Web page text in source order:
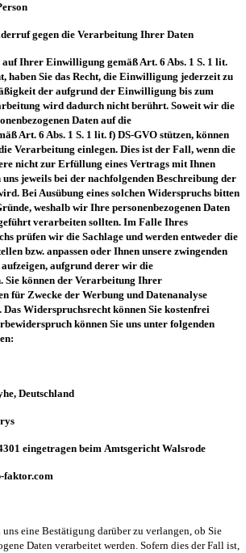
gegen die Verarbeitung Ihrer Daten
Ihrer Einwilligung gemäß Art. 6 Abs. 1 S. 1 lit.
haben Sie das Recht, die Einwilligung jederzeit zu
der aufgrund der Einwilligung bis zum
wird dadurch nicht berührt. Soweit wir die
Daten auf die
Art. 6 Abs. 1 S. 1 lit. f) DS-GVO stützen, können
Verarbeitung einlegen. Dies ist der Fall, wenn die
nicht zur Erfüllung eines Vertrags mit Ihnen
jeweils bei der nachfolgenden Beschreibung der
Bei Ausübung eines solchen Widerspruchs bitten
weshalb wir Ihre personenbezogenen Daten
verarbeiten sollten. Im Falle Ihres
prüfen wir die Sachlage und werden entweder die
bzw. anpassen oder Ihnen unsere zwingenden
aufgrund derer wir die
Sie können der Verarbeitung Ihrer
für Zwecke der Werbung und Datenanalyse
Widerspruchsrecht können Sie kostenfrei
können Sie uns unter folgenden
Deutschland
eingetragen beim Amtsgericht Walsrode
faktor.com
uns eine Bestätigung darüber zu verlangen, ob Sie
Daten verarbeitet werden. Sofern dies der Fall ist,